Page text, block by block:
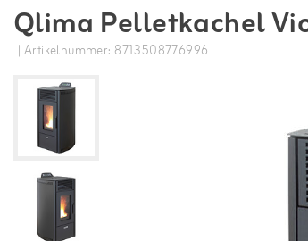
Qlima Pelletkachel
| Artikelnummer: 8713508776996